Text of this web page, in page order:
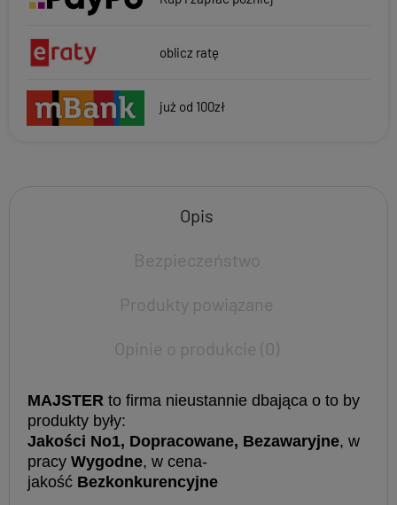
oblicz ratę
już od 100zł
Opis
Bezpieczeństwo
Produkty powiązane
Opinie o produkcie (0)
MAJSTER to firma nieustannie dbająca o to by
produkty były:
Jakości No1, Dopracowane, Bezawaryjne, w
pracy Wygodne, w cena-
jakość Bezkonkurencyjne